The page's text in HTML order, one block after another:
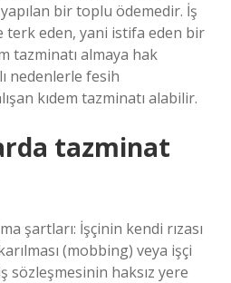
bir toplu ödemedir. İş
terk eden, yani istifa eden bir
tazminatı almaya hak
nedenlerle fesih
kıdem tazminatı alabilir.
tazminat
şartları: İşçinin kendi rızası
(mobbing) veya işçi
sözleşmesinin haksız yere